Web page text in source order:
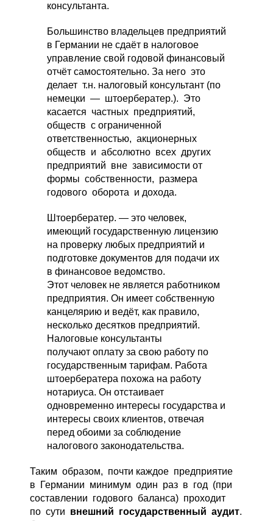
консультанта.
Большинство владельцев предприятий
в Германии не сдаёт в налоговое
управление свой годовой финансовый
отчёт самостоятельно. За него это
делает т.н. налоговый консультант (по
немецки — штоербератер.). Это
касается частных предприятий,
обществ с ограниченной
ответственностью, акционерных
обществ и абсолютно всех других
предприятий вне зависимости от
формы собственности, размера
годового оборота и дохода.
Штоербератер. — это человек,
имеющий государственную лицензию
на проверку любых предприятий и
подготовке документов для подачи их
в финансовое ведомство.
Этот человек не является работником
предприятия. Он имеет собственную
канцелярию и ведёт, как правило,
несколько десятков предприятий.
Налоговые консультанты
получают оплату за свою работу по
государственным тарифам. Работа
штоербератера похожа на работу
нотариуса. Он отстаивает
одновременно интересы государства и
интересы своих клиентов, отвечая
перед обоими за соблюдение
налогового законодательства.
Таким образом, почти каждое предприятие
в Германии минимум один раз в год (при
составлении годового баланса) проходит
по сути внешний государственный аудит.